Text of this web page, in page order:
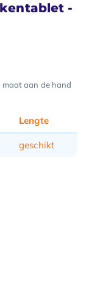
-
maat aan de hand
Lengte
geschikt